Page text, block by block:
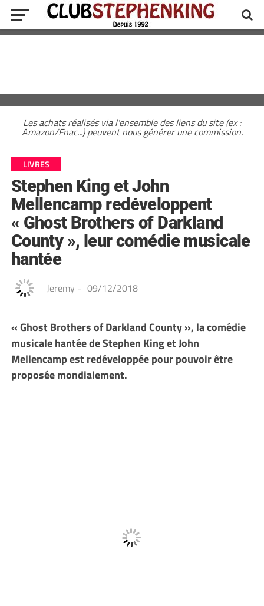
Les achats réalisés via l'ensemble des liens du site (ex :
Amazon/Fnac...) peuvent nous générer une commission.
LIVRES
Stephen King et John
Mellencamp redéveloppent
« Ghost Brothers of Darkland
County », leur comédie musicale
hantée
Jeremy - 09/12/2018
« Ghost Brothers of Darkland County », la comédie
musicale hantée de Stephen King et John
Mellencamp est redéveloppée pour pouvoir être
proposée mondialement.